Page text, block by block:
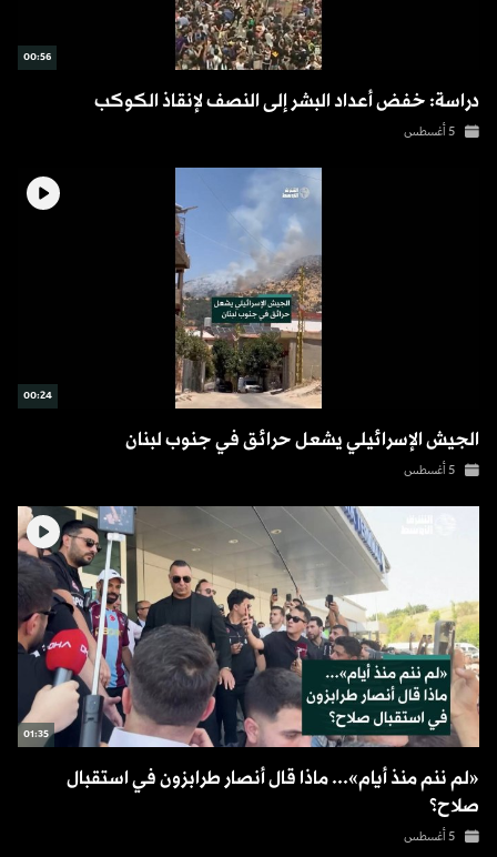
00:56
دراسة: خفض أعداد البشر إلى النصف لإنقاذ الكوكب
5 أغسطس
00:24
الجيش الإسرائيلي يشعل حرائق في جنوب لبنان
5 أغسطس
01:35
«لم ننم منذ أيام»... ماذا قال أنصار طرابزون في استقبال
صلاح؟
5 أغسطس